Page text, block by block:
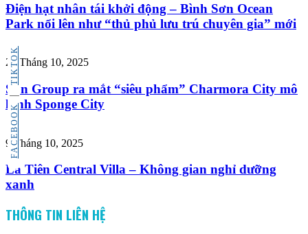
FACEBOOK
TIKTOK
Điện hạt nhân tái khởi động – Bình Sơn Ocean
Park nổi lên như “thủ phủ lưu trú chuyên gia” mới
29 Tháng 10, 2025
Sun Group ra mắt “siêu phẩm” Charmora City mô
hình Sponge City
9 Tháng 10, 2025
La Tiên Central Villa – Không gian nghỉ dưỡng
xanh
THÔNG TIN LIÊN HỆ